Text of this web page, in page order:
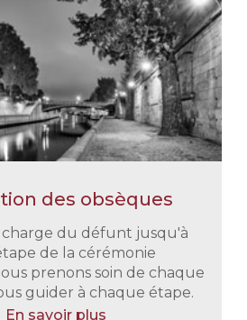
des obsèques
charge du défunt jusqu'à
de la cérémonie
prenons soin de chaque
guider à chaque étape.
En savoir plus